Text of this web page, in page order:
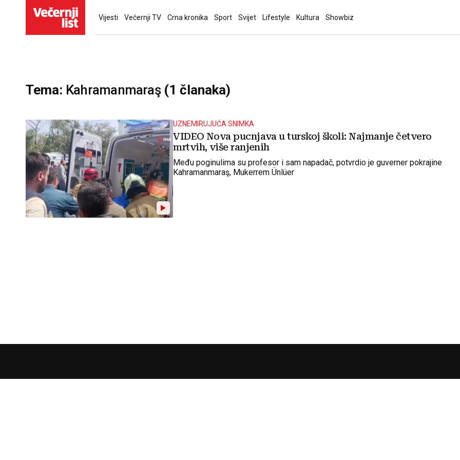
Vijesti Večernji TV Crna kronika Sport Svijet Lifestyle Kultura Showbiz
Tema: Kahramanmaraş(1 članaka)
UZNEMIRUJUĆA SNIMKA
VIDEO Nova pucnjava u turskoj školi: Najmanje četvero
mrtvih, više ranjenih
Među poginulima su profesor i sam napadač, potvrdio je guverner pokrajine
Kahramanmaraş, Mukerrem Ünlüer